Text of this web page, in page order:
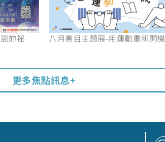
的祕
八月書目主題展-用運動重新開機
更多焦點訊息+